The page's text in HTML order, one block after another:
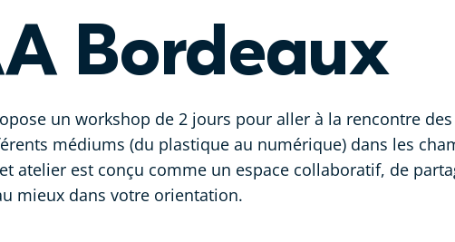
Bordeaux
un workshop de 2 jours pour aller à la rencontre
médiums (du plastique au numérique) dans les
atelier est conçu comme un espace collaboratif, de
mieux dans votre orientation.